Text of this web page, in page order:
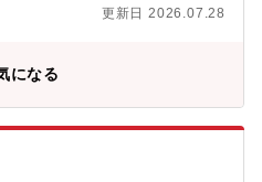
だけでなく、官公庁や社会の目
これまでの経験を活かしつつ、
進などをはじめとする社会課題
題解決を通じて一層の社会貢献
期待役割】・顧客、業界への知
強いこと・顧客に最適な解を考
ナルとして謙虚、勤勉であり、
。上記を通じて専門分野におい
いただきたいと考えています。
更新日 2026.07.28
になる